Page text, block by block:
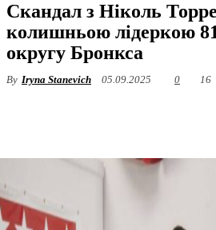
Скандал з Ніколь
колишньою лідеркою
округу Бронкса
By Iryna Stanevich 05.09.2025 0 16